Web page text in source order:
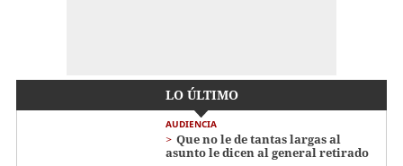
LO ÚLTIMO
AUDIENCIA
Que no le de tantas largas al
asunto le dicen al general retirado